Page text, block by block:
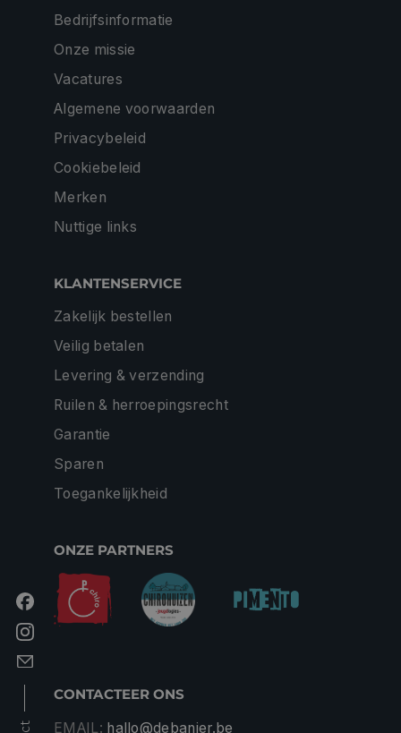
Bedrijfsinformatie
Onze missie
Vacatures
Algemene voorwaarden
Privacybeleid
Cookiebeleid
Merken
Nuttige links
KLANTENSERVICE
Zakelijk bestellen
Veilig betalen
Levering & verzending
Ruilen & herroepingsrecht
Garantie
Sparen
Toegankelijkheid
ONZE PARTNERS
CONTACTEER ONS
EMAIL: hallo@debanier.be